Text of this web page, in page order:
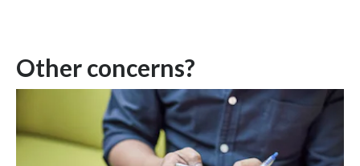
Other concerns?